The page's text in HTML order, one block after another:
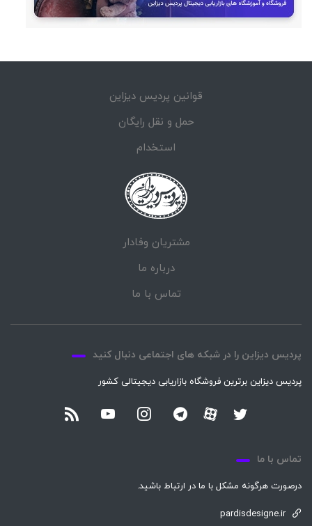
قوانین پردیس دیزاین
حمل و نقل رایگان
استخدام
مشتریان وفادار
درباره ما
تماس با ما
پردیس دیزاین را در شبکه های اجتماعی دنبال کنید
پردیس دیزاین برترین فروشگاه بازاریابی دیجیتالی کشور
تماس با ما
درصورت هرگونه مشکل با ما در ارتباط باشید.
pardisdesigne.ir